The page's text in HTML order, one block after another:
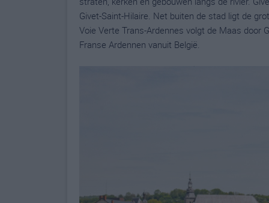
Givet-Saint-Hilaire. Net buiten de stad ligt de
Voie Verte Trans-Ardennes volgt de Maas door
Franse Ardennen vanuit België.